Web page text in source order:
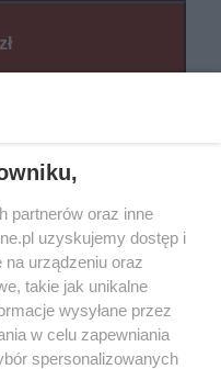
partnerów oraz inne
uzyskujemy dostęp i
urządzeniu oraz
takie jak unikalne
wysyłane przez
w celu zapewniania
spersonalizowanych